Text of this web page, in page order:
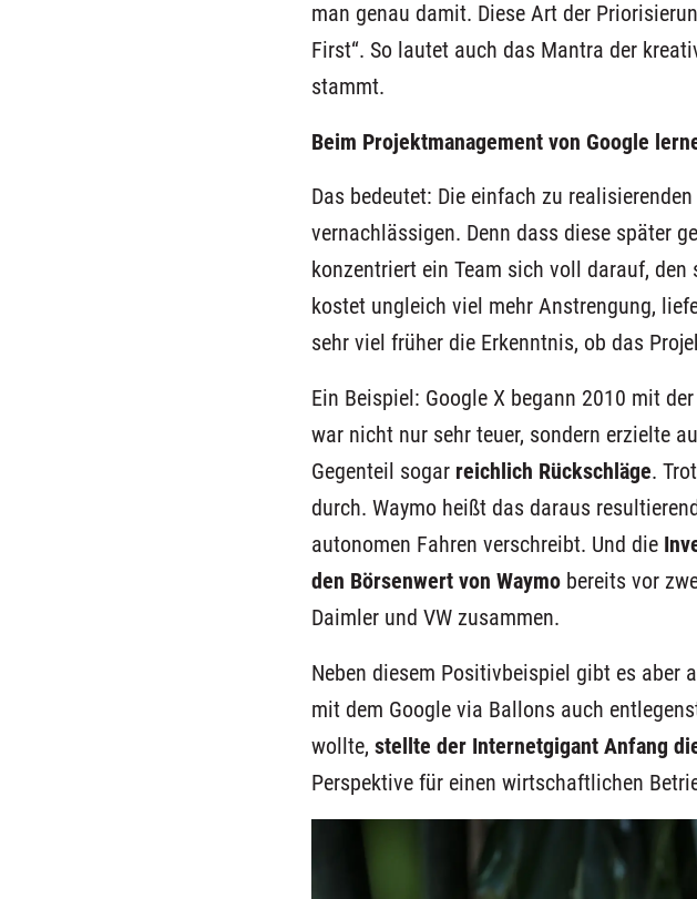
man genau damit. Diese Art der
First“. So lautet auch das Mantra der
stammt.
Beim Projektmanagement von Google
Das bedeutet: Die einfach zu
vernachlässigen. Denn dass diese später
konzentriert ein Team sich voll darauf, den
kostet ungleich viel mehr Anstrengung,
sehr viel früher die Erkenntnis, ob das
Ein Beispiel: Google X begann 2010 mit der
war nicht nur sehr teuer, sondern erzielte
Gegenteil sogar reichlich Rückschläge.
durch. Waymo heißt das daraus
autonomen Fahren verschreibt. Und die
den Börsenwert von Waymo bereits vor
Daimler und VW zusammen.
Neben diesem Positivbeispiel gibt es aber
mit dem Google via Ballons auch
wollte, stellte der Internetgigant Anfang
Perspektive für einen wirtschaftlichen